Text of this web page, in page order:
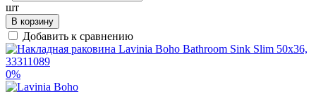
шт
В корзину
Добавить к сравнению
0%